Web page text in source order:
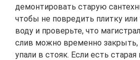
демонтировать старую
чтобы не повредить плитку
воду и проверьте, что
слив можно временно закрыть,
упали в стояк. Если есть